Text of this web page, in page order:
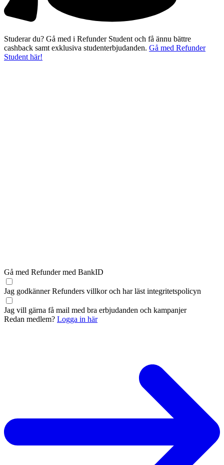
Studerar du? Gå med i Refunder Student och få ännu bättre
cashback samt exklusiva studenterbjudanden. Gå med Refunder
Student här!
Gå med Refunder med BankID
Jag godkänner Refunders villkoroch har läst integritetspolicyn
Jag vill gärna få mail med bra erbjudanden och kampanjer
Redan medlem? Logga in här